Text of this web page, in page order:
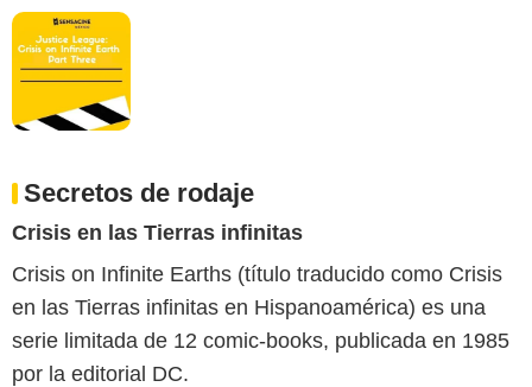
Secretos de rodaje
Crisis en las Tierras infinitas
Crisis on Infinite Earths (título traducido como Crisis
en las Tierras infinitas en Hispanoamérica) es una
serie limitada de 12 comic-books, publicada en 1985
por la editorial DC.